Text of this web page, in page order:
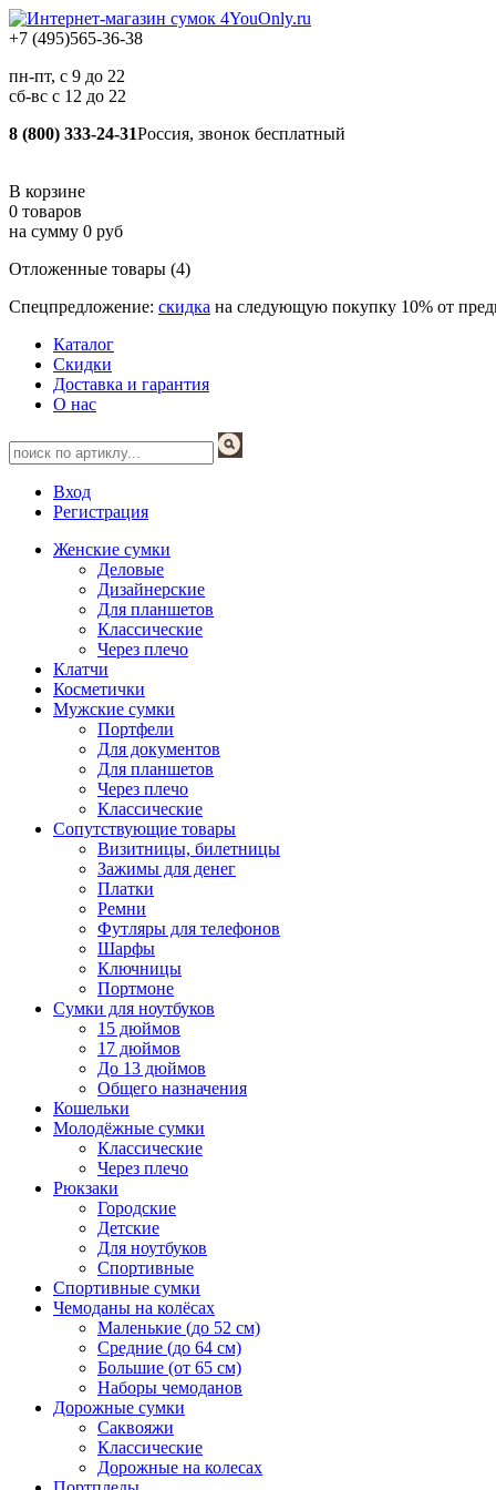
+7 (495)565-36-38
пн-пт, с 9 до 22
сб-вс с 12 до 22
8 (800) 333-24-31Россия, звонок бесплатный
В корзине
0 товаров
на сумму 0 руб
Отложенные товары (4)
Спецпредложение: скидка на следующую покупку 10% от
Каталог
Скидки
Доставка и гарантия
О нас
Вход
Регистрация
Женские сумки
Деловые
Дизайнерские
Для планшетов
Классические
Через плечо
Клатчи
Косметички
Мужские сумки
Портфели
Для документов
Для планшетов
Через плечо
Классические
Сопутствующие товары
Визитницы, билетницы
Зажимы для денег
Платки
Ремни
Футляры для телефонов
Шарфы
Ключницы
Портмоне
Сумки для ноутбуков
15 дюймов
17 дюймов
До 13 дюймов
Общего назначения
Кошельки
Молодёжные сумки
Классические
Через плечо
Рюкзаки
Городские
Детские
Для ноутбуков
Спортивные
Спортивные сумки
Чемоданы на колёсах
Маленькие (до 52 см)
Средние (до 64 см)
Большие (от 65 см)
Наборы чемоданов
Дорожные сумки
Саквояжи
Классические
Дорожные на колесах